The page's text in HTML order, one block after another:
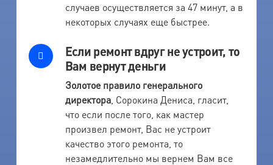
случаев осуществляется за 47 минут, а в
некоторых случаях еще быстрее.
Если ремонт вдруг не устроит, то
Вам вернут деньги
Золотое правило генерального
директора, Сорокина Дениса, гласит,
что если после того, как мастер
произвел ремонт, Вас не устроит
качество этого ремонта, то
незамедлительно мы вернем Вам все